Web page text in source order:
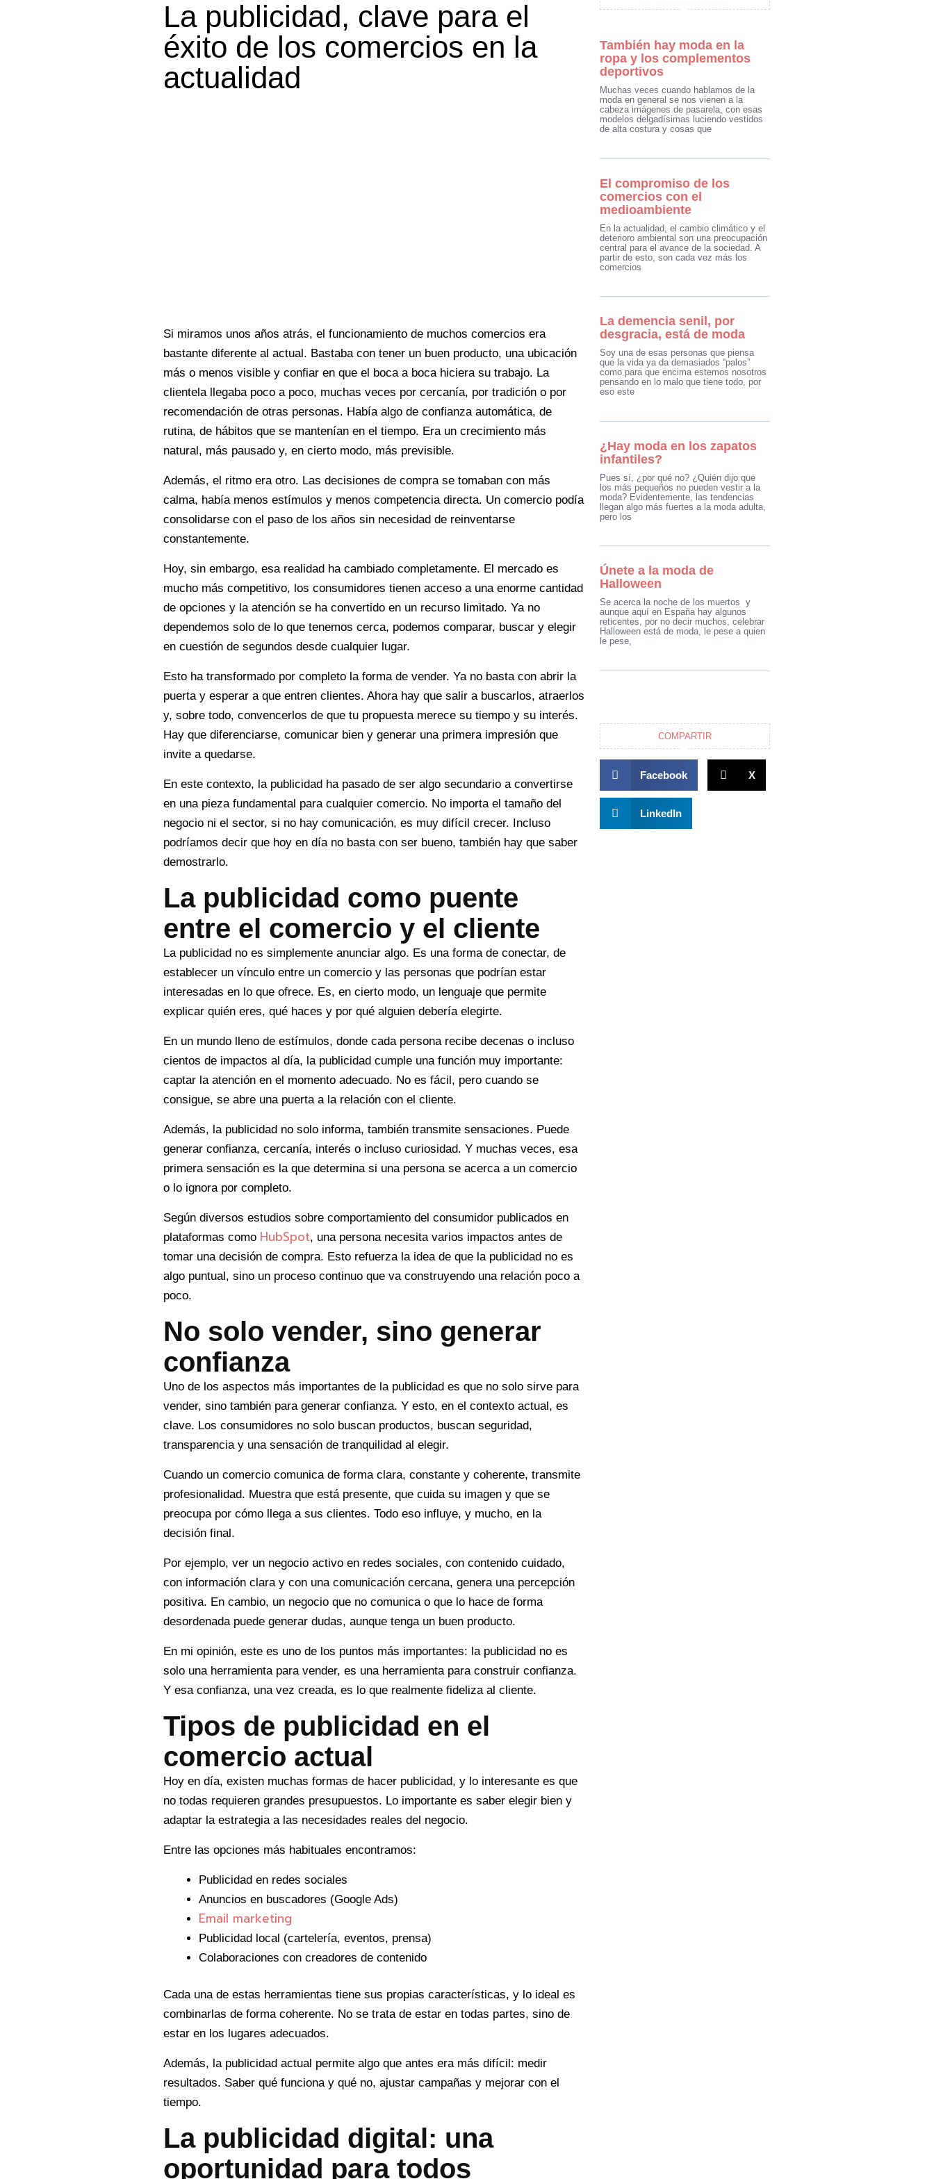
La publicidad, clave para el
éxito de los comercios en la
actualidad
Si miramos unos años atrás, el funcionamiento de muchos comercios era
bastante diferente al actual. Bastaba con tener un buen producto, una ubicación
más o menos visible y confiar en que el boca a boca hiciera su trabajo. La
clientela llegaba poco a poco, muchas veces por cercanía, por tradición o por
recomendación de otras personas. Había algo de confianza automática, de
rutina, de hábitos que se mantenían en el tiempo. Era un crecimiento más
natural, más pausado y, en cierto modo, más previsible.
Además, el ritmo era otro. Las decisiones de compra se tomaban con más
calma, había menos estímulos y menos competencia directa. Un comercio podía
consolidarse con el paso de los años sin necesidad de reinventarse
constantemente.
Hoy, sin embargo, esa realidad ha cambiado completamente. El mercado es
mucho más competitivo, los consumidores tienen acceso a una enorme cantidad
de opciones y la atención se ha convertido en un recurso limitado. Ya no
dependemos solo de lo que tenemos cerca, podemos comparar, buscar y elegir
en cuestión de segundos desde cualquier lugar.
Esto ha transformado por completo la forma de vender. Ya no basta con abrir la
puerta y esperar a que entren clientes. Ahora hay que salir a buscarlos, atraerlos
y, sobre todo, convencerlos de que tu propuesta merece su tiempo y su interés.
Hay que diferenciarse, comunicar bien y generar una primera impresión que
invite a quedarse.
En este contexto, la publicidad ha pasado de ser algo secundario a convertirse
en una pieza fundamental para cualquier comercio. No importa el tamaño del
negocio ni el sector, si no hay comunicación, es muy difícil crecer. Incluso
podríamos decir que hoy en día no basta con ser bueno, también hay que saber
demostrarlo.
La publicidad como puente
entre el comercio y el cliente
La publicidad no es simplemente anunciar algo. Es una forma de conectar, de
establecer un vínculo entre un comercio y las personas que podrían estar
interesadas en lo que ofrece. Es, en cierto modo, un lenguaje que permite
explicar quién eres, qué haces y por qué alguien debería elegirte.
En un mundo lleno de estímulos, donde cada persona recibe decenas o incluso
cientos de impactos al día, la publicidad cumple una función muy importante:
captar la atención en el momento adecuado. No es fácil, pero cuando se
consigue, se abre una puerta a la relación con el cliente.
Además, la publicidad no solo informa, también transmite sensaciones. Puede
generar confianza, cercanía, interés o incluso curiosidad. Y muchas veces, esa
primera sensación es la que determina si una persona se acerca a un comercio
o lo ignora por completo.
Según diversos estudios sobre comportamiento del consumidor publicados en
plataformas como HubSpot, una persona necesita varios impactos antes de
tomar una decisión de compra. Esto refuerza la idea de que la publicidad no es
algo puntual, sino un proceso continuo que va construyendo una relación poco a
poco.
No solo vender, sino generar
confianza
Uno de los aspectos más importantes de la publicidad es que no solo sirve para
vender, sino también para generar confianza. Y esto, en el contexto actual, es
clave. Los consumidores no solo buscan productos, buscan seguridad,
transparencia y una sensación de tranquilidad al elegir.
Cuando un comercio comunica de forma clara, constante y coherente, transmite
profesionalidad. Muestra que está presente, que cuida su imagen y que se
preocupa por cómo llega a sus clientes. Todo eso influye, y mucho, en la
decisión final.
Por ejemplo, ver un negocio activo en redes sociales, con contenido cuidado,
con información clara y con una comunicación cercana, genera una percepción
positiva. En cambio, un negocio que no comunica o que lo hace de forma
desordenada puede generar dudas, aunque tenga un buen producto.
En mi opinión, este es uno de los puntos más importantes: la publicidad no es
solo una herramienta para vender, es una herramienta para construir confianza.
Y esa confianza, una vez creada, es lo que realmente fideliza al cliente.
Tipos de publicidad en el
comercio actual
Hoy en día, existen muchas formas de hacer publicidad, y lo interesante es que
no todas requieren grandes presupuestos. Lo importante es saber elegir bien y
adaptar la estrategia a las necesidades reales del negocio.
Entre las opciones más habituales encontramos:
Publicidad en redes sociales
Anuncios en buscadores (Google Ads)
Email marketing
Publicidad local (cartelería, eventos, prensa)
Colaboraciones con creadores de contenido
Cada una de estas herramientas tiene sus propias características, y lo ideal es
combinarlas de forma coherente. No se trata de estar en todas partes, sino de
estar en los lugares adecuados.
Además, la publicidad actual permite algo que antes era más difícil: medir
resultados. Saber qué funciona y qué no, ajustar campañas y mejorar con el
tiempo.
La publicidad digital: una
oportunidad para todos
También hay moda en la
ropa y los complementos
deportivos
Muchas veces cuando hablamos de la
moda en general se nos vienen a la
cabeza imágenes de pasarela, con esas
modelos delgadísimas luciendo vestidos
de alta costura y cosas que
El compromiso de los
comercios con el
medioambiente
En la actualidad, el cambio climático y el
deterioro ambiental son una preocupación
central para el avance de la sociedad. A
partir de esto, son cada vez más los
comercios
La demencia senil, por
desgracia, está de moda
Soy una de esas personas que piensa
que la vida ya da demasiados “palos”
como para que encima estemos nosotros
pensando en lo malo que tiene todo, por
eso este
¿Hay moda en los zapatos
infantiles?
Pues sí, ¿por qué no? ¿Quién dijo que
los más pequeños no pueden vestir a la
moda? Evidentemente, las tendencias
llegan algo más fuertes a la moda adulta,
pero los
Únete a la moda de
Halloween
Se acerca la noche de los muertos y
aunque aquí en España hay algunos
reticentes, por no decir muchos, celebrar
Halloween está de moda, le pese a quien
le pese,
COMPARTIR
Facebook X
LinkedIn